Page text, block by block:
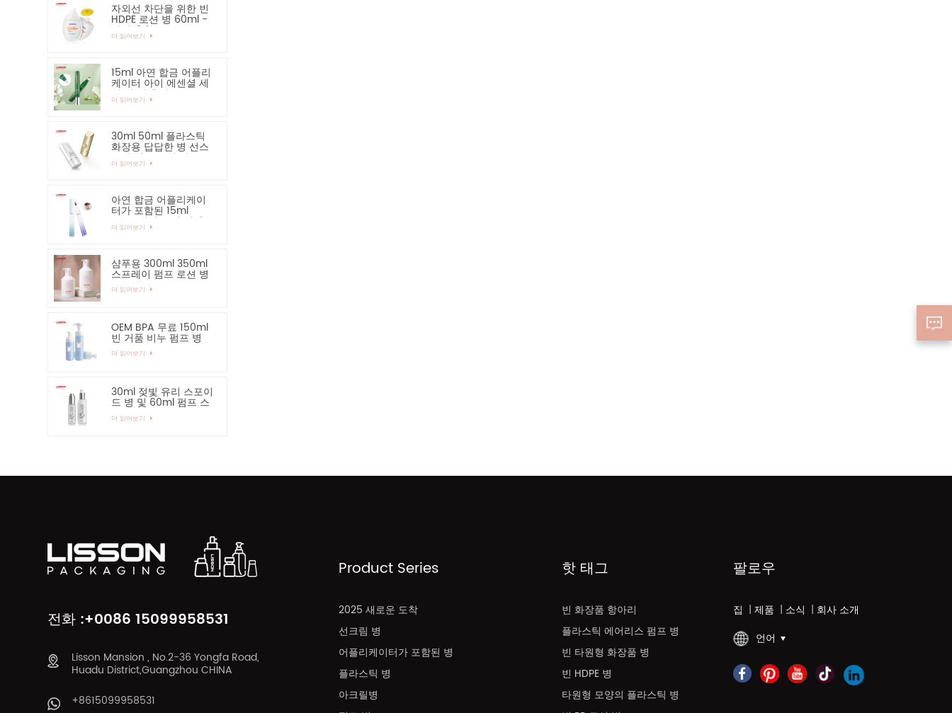
자외선 차단을 위한 빈
HDPE 로션 병 60ml -
강력 추천
더 읽어보기
15ml 아연 합금 어플리
케이터 아이 에센셜 세
럼 병 및 용기
더 읽어보기
30ml 50ml 플라스틱
화장용 답답한 병 선스
크린 핸드 크림 병
더 읽어보기
아연 합금 어플리케이
터가 포함된 15ml
PETG 아이 크림 병 용
기
더 읽어보기
샴푸용 300ml 350ml
스프레이 펌프 로션 병
더 읽어보기
OEM BPA 무료 150ml
빈 거품 비누 펌프 병
더 읽어보기
30ml 젖빛 유리 스포이
드 병 및 60ml 펌프 스
프레이 유리병
더 읽어보기
전화 :+0086 15099958531
Lisson Mansion , No.2-36 Yongfa Road,
Huadu District,Guangzhou CHINA
+8615099958531
Product Series
2025 새로운 도착
선크림 병
어플리케이터가 포함된 병
플라스틱 병
아크릴병
핫 태그
빈 화장품 항아리
플라스틱 에어리스 펌프 병
빈 타원형 화장품 병
빈 HDPE 병
타원형 모양의 플라스틱 병
팔로우
집 | 제품 | 소식 | 회사 소개
언어